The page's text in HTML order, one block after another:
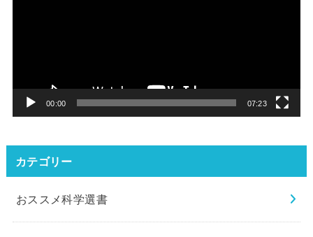
00:00 07:23
カテゴリー
おススメ科学選書